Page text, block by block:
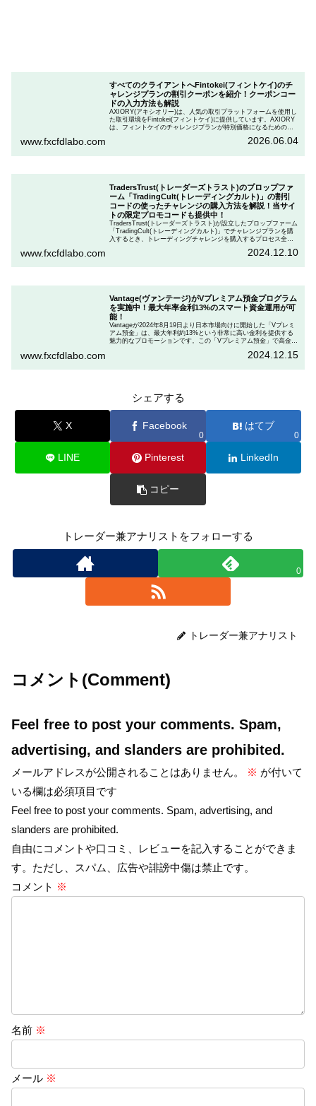
すべてのクライアントへFintokei(フィントケイ)のチ
ャレンジプランの割引クーポンを紹介！クーポンコー
ドの入力方法も解説
AXIORY(アキシオリー)は、人気の取引プラットフォームを使用し
た取引環境をFintokei(フィントケイ)に提供しています。AXIORY
は、フィントケイのチャレンジプランが特別価格になるためのク
ランを申し込むときのクーポンコードを入力して割引にする方法
www.fxcfdlabo.com 2026.06.04
TradersTrust(トレーダーズトラスト)のプロップファ
ーム「TradingCult(トレーディングカルト)」の割引
コードの使ったチャレンジの購入方法を解説！当サイ
トの限定プロモコードも提供中！
TradersTrust(トレーダーズトラスト)が設立したプロップファーム
「TradingCult(トレーディングカルト)」でチャレンジプランを購
入するとき、トレーディングチャレンジを購入するプロセス全体
ます。さらに、TradingCultがほぼ定期的に実施している割引コー
www.fxcfdlabo.com 2024.12.10
Vantage(ヴァンテージ)がVプレミアム預金プログラム
を実施中！最大年率金利13%のスマート資金運用が可
能！
Vantageが2024年8月19日より日本市場向けに開始した「Vプレミ
アム預金」は、最大年利約13%という非常に高い金利を提供する
魅力的なプロモーションです。この「Vプレミアム預金」で高金利
「Vプレミアム預金」を行いたい人は、この記事をしっかりと読ん
www.fxcfdlabo.com 2024.12.15
シェアする
X Facebook
0
はてブ
0
LINE Pinterest LinkedIn
コピー
トレーダー兼アナリストをフォローする
0
トレーダー兼アナリスト
コメント(Comment)
Feel free to post your comments. Spam,
advertising, and slanders are prohibited.
メールアドレスが公開されることはありません。 ※ が付いて
いる欄は必須項目です
Feel free to post your comments. Spam, advertising, and
slanders are prohibited.
自由にコメントや口コミ、レビューを記入することができま
す。ただし、スパム、広告や誹謗中傷は禁止です。
コメント ※
名前 ※
メール ※